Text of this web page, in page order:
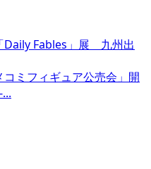
Daily Fables」展 九州出
ミフィギュア公売会」開